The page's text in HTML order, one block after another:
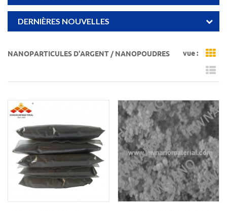
DERNIÈRES NOUVELLES
NANOPARTICULES D'ARGENT / NANOPOUDRES vue :